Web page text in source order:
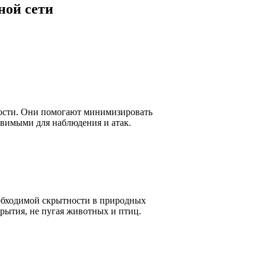
сети
Они помогают минимизировать
для наблюдения и атак.
скрытности в природных
не пугая животных и птиц.